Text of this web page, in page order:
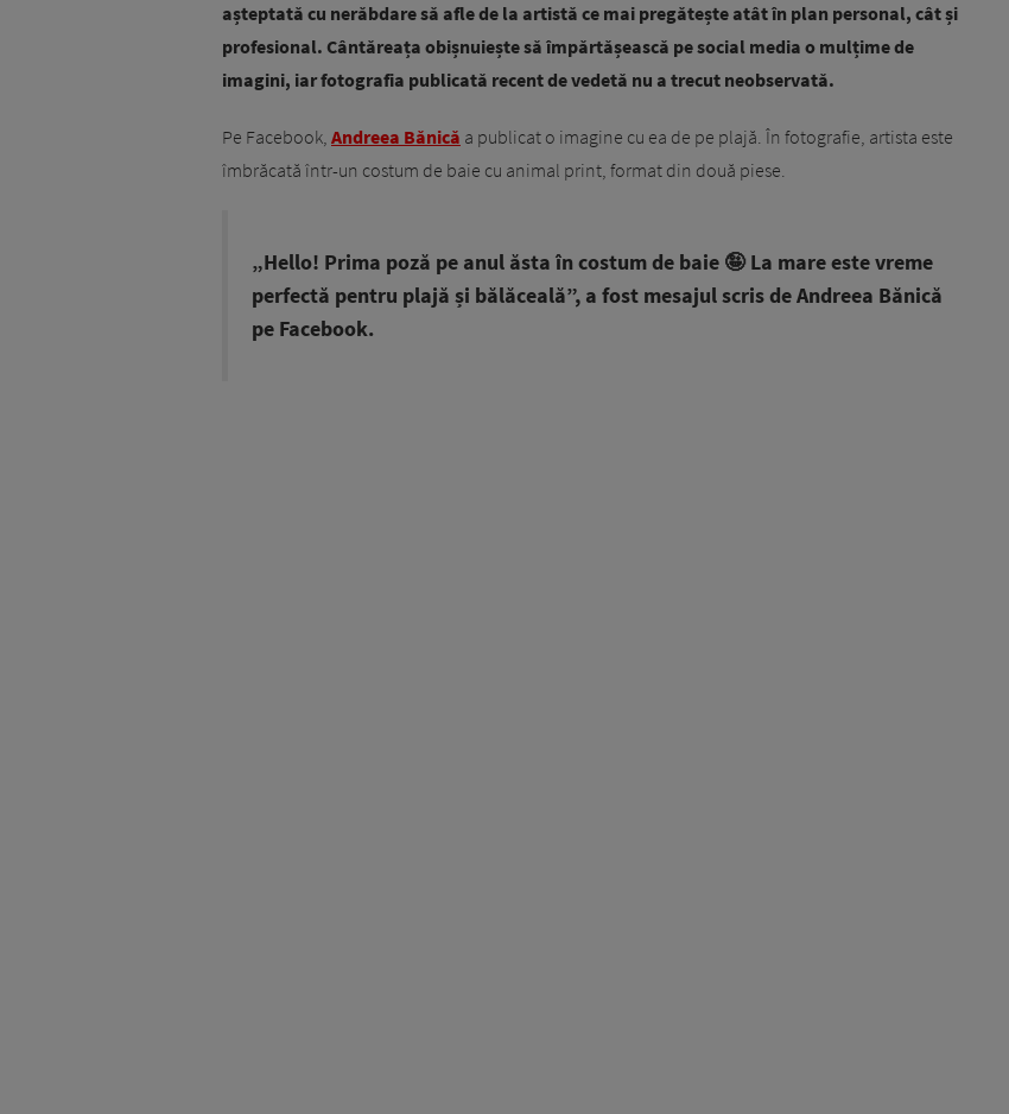
așteptată cu nerăbdare să afle de la artistă ce mai pregătește atât în plan personal, cât și
profesional. Cântăreața obișnuiește să împărtășească pe social media o mulțime de
imagini, iar fotografia publicată recent de vedetă nu a trecut neobservată.
Pe Facebook, Andreea Bănică a publicat o imagine cu ea de pe plajă. În fotografie, artista este
îmbrăcată într-un costum de baie cu animal print, format din două piese.
„Hello! Prima poză pe anul ăsta în costum de baie 🤪 La mare este vreme
perfectă pentru plajă și bălăceală”, a fost mesajul scris de Andreea Bănică
pe Facebook.